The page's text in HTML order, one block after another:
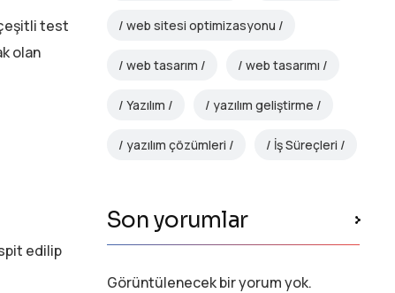
çeşitli test
olan
edilip
web sitesi optimizasyonu
web tasarım web tasarımı
Yazılım yazılım geliştirme
yazılım çözümleri İş Süreçleri
Son yorumlar
Görüntülenecek bir yorum yok.